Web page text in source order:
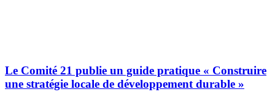
Le Comité 21 publie un guide pratique « Construire
une stratégie locale de développement durable »